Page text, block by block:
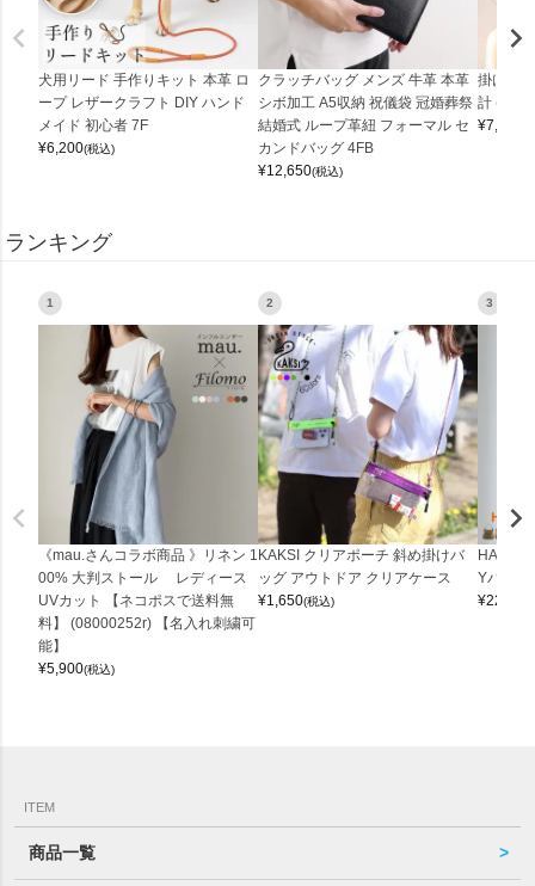
犬用リード 手作りキット 本革 ロ
ープ レザークラフト DIY ハンド
メイド 初心者 7F
¥6,200(税込)
クラッチバッグ メンズ 牛革 本革
シボ加工 A5収納 祝儀袋 冠婚葬祭
結婚式 ループ革紐 フォーマル セ
カンドバッグ 4FB
¥12,650(税込)
掛け時
計
¥7,150
ランキング
1
《mau.さんコラボ商品 》リネン 1
00% 大判ストール レディース
UVカット 【ネコポスで送料無
料】 (08000252r) 【名入れ刺繍可
能】
¥5,900(税込)
2
KAKSI クリアポーチ 斜め掛けバ
ッグ アウトドア クリアケース
¥1,650(税込)
3
Yバッグ
¥22,000
ITEM
商品一覧